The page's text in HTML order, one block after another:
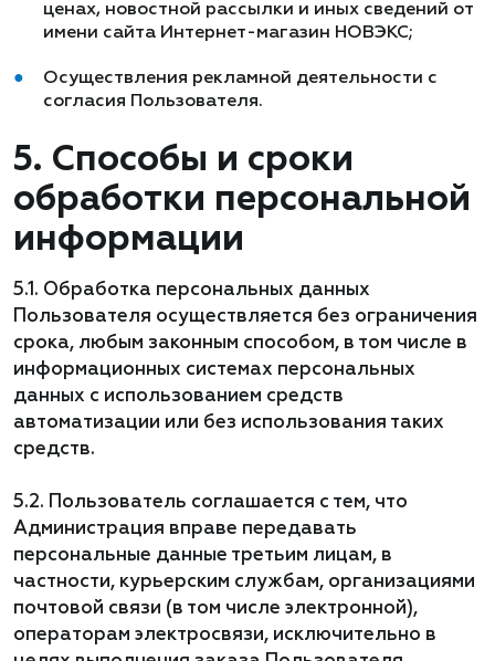
ценах, новостной рассылки и иных сведений от
имени сайта Интернет-магазин НОВЭКС;
Осуществления рекламной деятельности с
согласия Пользователя.
5. Способы и сроки
обработки персональной
информации
5.1. Обработка персональных данных
Пользователя осуществляется без ограничения
срока, любым законным способом, в том числе в
информационных системах персональных
данных с использованием средств
автоматизации или без использования таких
средств.
5.2. Пользователь соглашается с тем, что
Администрация вправе передавать
персональные данные третьим лицам, в
частности, курьерским службам, организациями
почтовой связи (в том числе электронной),
операторам электросвязи, исключительно в